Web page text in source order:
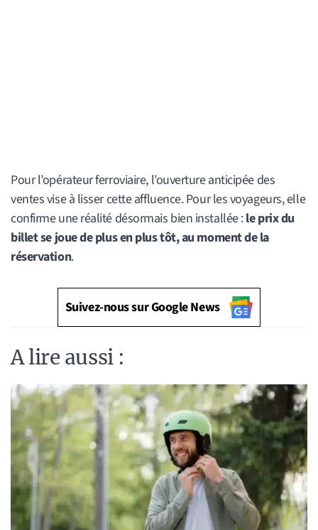
Pour l’opérateur ferroviaire, l’ouverture anticipée des
ventes vise à lisser cette affluence. Pour les voyageurs, elle
confirme une réalité désormais bien installée :le prix du
billet se joue de plus en plus tôt, au moment de la
réservation.
Suivez-nous sur Google News
A lire aussi :